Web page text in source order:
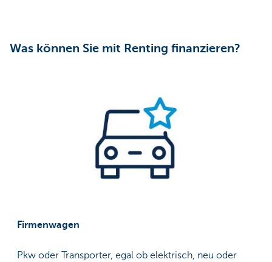
Was können Sie mit Renting finanzieren?
Firmenwagen
Pkw oder Transporter, egal ob elektrisch, neu oder